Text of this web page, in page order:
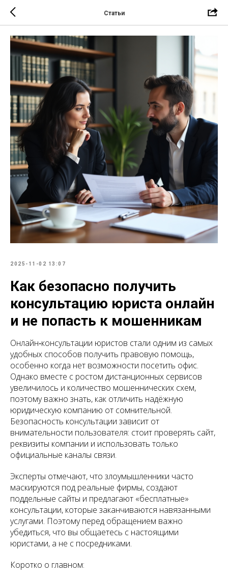
Статьи
2025-11-02 13:07
Как безопасно получить
консультацию юриста онлайн
и не попасть к мошенникам
Онлайн‑консультации юристов стали одним из самых
удобных способов получить правовую помощь,
особенно когда нет возможности посетить офис.
Однако вместе с ростом дистанционных сервисов
увеличилось и количество мошеннических схем,
поэтому важно знать, как отличить надёжную
юридическую компанию от сомнительной.
Безопасность консультации зависит от
внимательности пользователя: стоит проверять сайт,
реквизиты компании и использовать только
официальные каналы связи.
Эксперты отмечают, что злоумышленники часто
маскируются под реальные фирмы, создают
поддельные сайты и предлагают «бесплатные»
консультации, которые заканчиваются навязанными
услугами. Поэтому перед обращением важно
убедиться, что вы общаетесь с настоящими
юристами, а не с посредниками.
Коротко о главном: